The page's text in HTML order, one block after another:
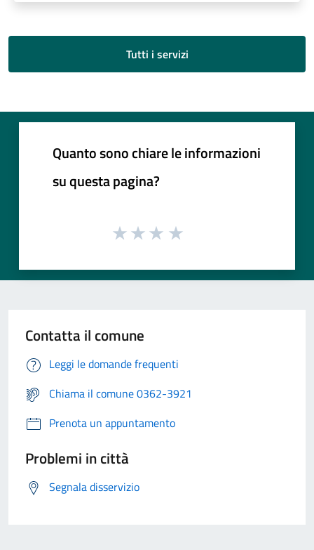
Tutti i servizi
Quanto sono chiare le informazioni
su questa pagina?
Contatta il comune
Leggi le domande frequenti
Chiama il comune 0362-3921
Prenota un appuntamento
Problemi in città
Segnala disservizio